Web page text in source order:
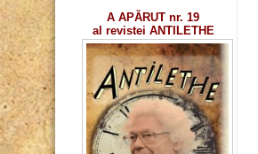
A APĂRUT nr. 19
al revistei ANTILETHE